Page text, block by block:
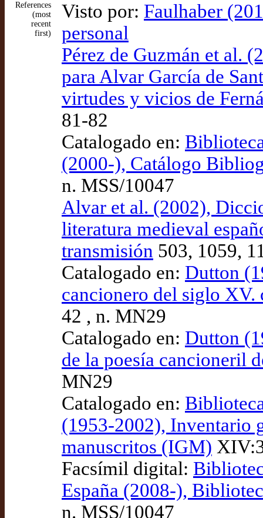
References
(most
recent
first)
Visto por: Faulhaber
personal
Pérez de Guzmán et al.
para Alvar García de
virtudes y vicios de
81-82
Catalogado en:
(2000-), Catálogo
n. MSS/10047
Alvar et al. (2002),
literatura medieval
transmisión 503, 1059,
Catalogado en: Dutton
cancionero del siglo XV.
42 , n. MN29
Catalogado en: Dutton
de la poesía cancioneril
MN29
Catalogado en:
(1953-2002), Inventario
manuscritos (IGM)
Facsímil digital:
España (2008-),
n. MSS/10047